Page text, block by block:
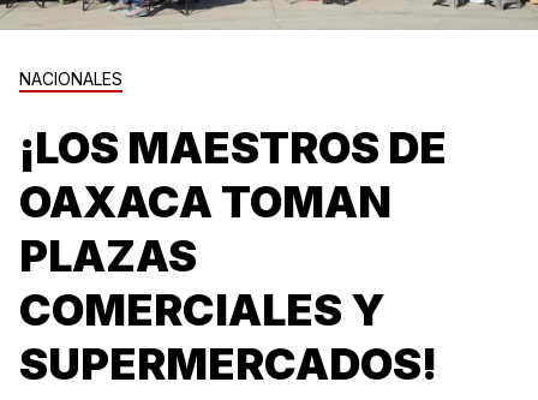
NACIONALES
¡LOS MAESTROS DE
OAXACA TOMAN
PLAZAS
COMERCIALES Y
SUPERMERCADOS!